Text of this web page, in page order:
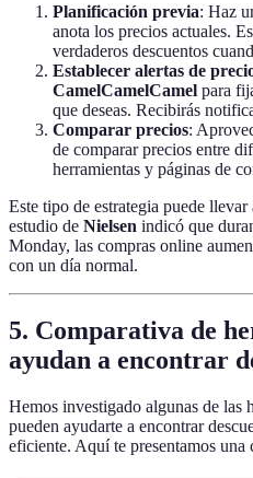
Planificación previa: Haz
anota los precios actuales.
verdaderos descuentos
Establecer alertas de
CamelCamelCamel para
que deseas. Recibirás
Comparar precios:
de comparar precios entre
herramientas y páginas de
Este tipo de estrategia puede
estudio de Nielsen indicó que
Monday, las compras online
con un día normal.
5. Comparativa de
ayudan a encontrar
Hemos investigado algunas de las
pueden ayudarte a encontrar
eficiente. Aquí te presentamos una